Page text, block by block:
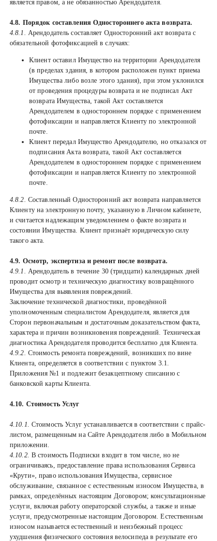
является правом, а не обязанностью Арендодателя.
4.8. Порядок составления Одностороннего акта возврата.
4.8.1. Арендодатель составляет Односторонний акт возврата с
обязательной фотофиксацией в случаях:
Клиент оставил Имущество на территории Арендодателя
(в пределах здания, в котором расположен пункт приема
Имущества либо возле этого здания), при этом уклонился
от проведения процедуры возврата и не подписал Акт
возврата Имущества, такой Акт составляется
Арендодателем в одностороннем порядке с применением
фотофиксации и направляется Клиенту по электронной
почте.
Клиент передал Имущество Арендодателю, но отказался от
подписания Акта возврата, такой Акт составляется
Арендодателем в одностороннем порядке с применением
фотофиксации и направляется Клиенту по электронной
почте.
4.8.2. Составленный Односторонний акт возврата направляется
Клиенту на электронную почту, указанную в Личном кабинете,
и считается надлежащим уведомлением о факте возврата и
состоянии Имущества. Клиент признаёт юридическую силу
такого акта.
4.9. Осмотр, экспертиза и ремонт после возврата.
4.9.1. Арендодатель в течение 30 (тридцати) календарных дней
проводит осмотр и техническую диагностику возвращённого
Имущества для выявления повреждений.
Заключение технической диагностики, проведённой
уполномоченным специалистом Арендодателя, является для
Сторон первоначальным и достаточным доказательством факта,
характера и причин возникновения повреждений. Техническая
диагностика Арендодателя проводится бесплатно для Клиента.
4.9.2. Стоимость ремонта повреждений, возникших по вине
Клиента, определяется в соответствии с пунктом 3.1.
Приложения №1 и подлежит безакцептному списанию с
банковской карты Клиента.
4.10. Стоимость Услуг
4.10.1. Стоимость Услуг устанавливается в соответствии с прайс-
листом, размещенным на Сайте Арендодателя либо в Мобильном
приложении.
4.10.2. В стоимость Подписки входит в том числе, но не
ограничиваясь, предоставление права использования Сервиса
«Крути», право использования Имущества, сервисное
обслуживание, связанное с естественным износом Имущества, в
рамках, определённых настоящим Договором; консультационные
услуги, включая работу операторской службы, а также и иные
услуги, предусмотренные настоящим Договором. Естественным
износом называется естественный и неизбежный процесс
ухудшения физического состояния велосипеда в результате его